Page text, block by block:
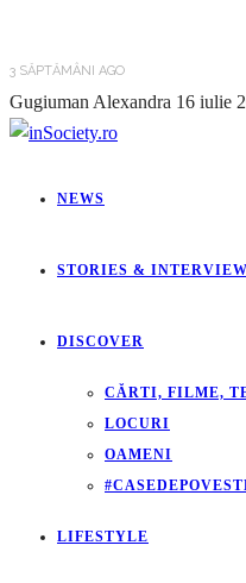
3 SĂPTĂMÂNI AGO
Gugiuman Alexandra 16 iulie
NEWS
STORIES &
DISCOVER
CĂRTI, FILME,
LOCURI
OAMENI
LIFESTYLE